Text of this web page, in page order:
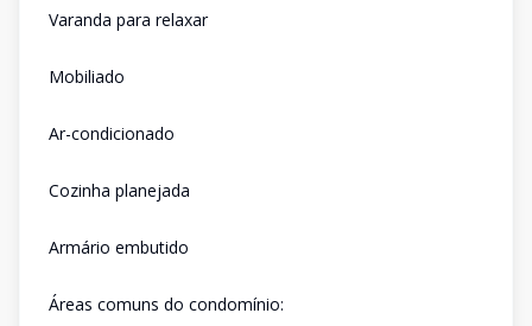
Varanda para relaxar
Mobiliado
Ar-condicionado
Cozinha planejada
Armário embutido
Áreas comuns do condomínio: